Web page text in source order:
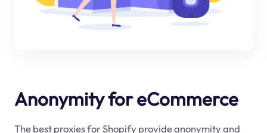
Anonymity for eCommerce
The best proxies for Shopify provide anonymity and